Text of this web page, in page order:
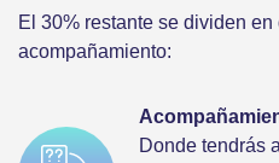
El 30% restante se dividen en
acompañamiento:
Donde tendrás